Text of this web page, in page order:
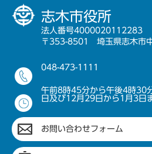
志木市役所
法人番号4000020112283
〒353-8501 埼玉県志木市
048-473-1111
午前8時45分から午後4時30
日及び12月29日から1月3日
お問い合わせフォーム